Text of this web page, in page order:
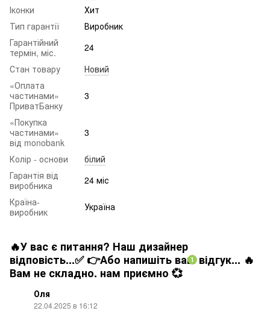
Іконки
Хит
Тип гарантії
Виробник
Гарантійний
термін, міс.
24
Стан товару
Новий
«Оплата
частинами»
ПриватБанку
3
«Покупка
частинами»
від monobank
3
Колір - основи
білий
Гарантія від
виробника
24 міс
Країна-
виробник
Україна
🔥У вас є питання? Наш дизайнер
відповість...✅ 👉Або напишіть ваш відгук... 🔥
Вам не складно. нам приємно 💞
1
Оля
22.04.2025 в 16:12